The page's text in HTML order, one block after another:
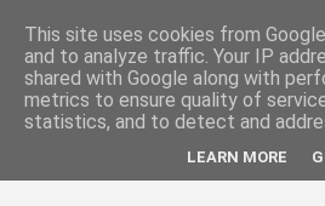
This site uses cookies from
and to analyze traffic. Your IP
shared with Google along with
metrics to ensure quality of
statistics, and to detect and
LEARN MORE